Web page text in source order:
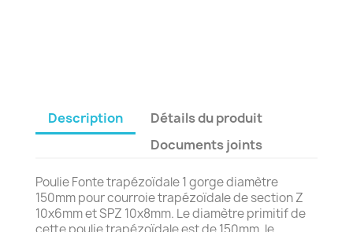
Description
Détails du produit
Documents joints
Poulie Fonte trapézoïdale 1 gorge diamètre
150mm pour courroie trapézoïdale de section Z
10x6mm et SPZ 10x8mm. Le diamètre primitif de